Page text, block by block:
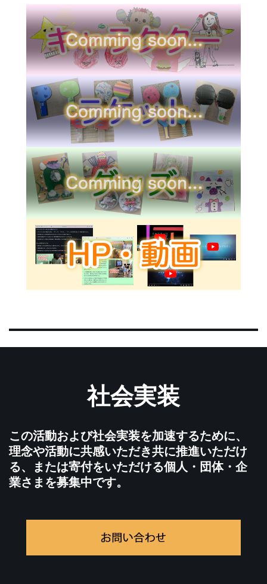
社会実装
この活動および社会実装を加速するために、
理念や活動に共感いただき共に推進いただけ
る、または寄付をいただける個人・団体・企
業さまを募集中です。